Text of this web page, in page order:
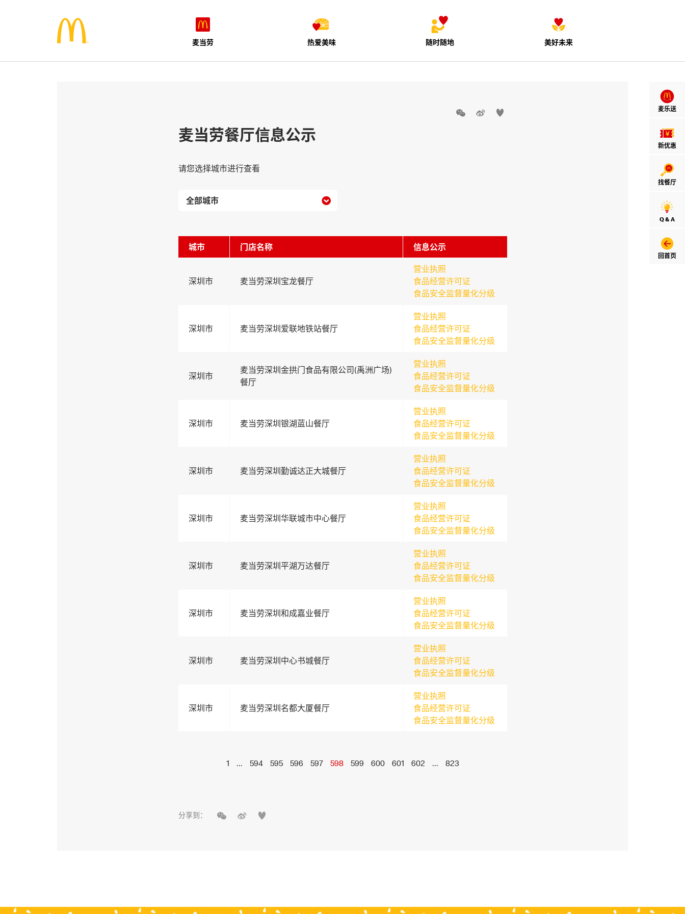
麦当劳 热爱美味 随时随地 美好未来
麦乐送
新优惠
找餐厅
Q & A
回首页
  
麦当劳餐厅信息公示
请您选择城市进行查看

城市 门店名称 信息公示
深圳市 麦当劳深圳宝龙餐厅
营业执照
食品经营许可证
食品安全监督量化分级
深圳市 麦当劳深圳爱联地铁站餐厅
营业执照
食品经营许可证
食品安全监督量化分级
深圳市
麦当劳深圳金拱门食品有限公司(禹洲广场)
餐厅
营业执照
食品经营许可证
食品安全监督量化分级
深圳市 麦当劳深圳银湖蓝山餐厅
营业执照
食品经营许可证
食品安全监督量化分级
深圳市 麦当劳深圳勤诚达正大城餐厅
营业执照
食品经营许可证
食品安全监督量化分级
深圳市 麦当劳深圳华联城市中心餐厅
营业执照
食品经营许可证
食品安全监督量化分级
深圳市 麦当劳深圳平湖万达餐厅
营业执照
食品经营许可证
食品安全监督量化分级
深圳市 麦当劳深圳和成嘉业餐厅
营业执照
食品经营许可证
食品安全监督量化分级
深圳市 麦当劳深圳中心书城餐厅
营业执照
食品经营许可证
食品安全监督量化分级
深圳市 麦当劳深圳名都大厦餐厅
营业执照
食品经营许可证
食品安全监督量化分级
1 ... 594 595 596 597 598 599 600 601 602 ... 823
分享到：   